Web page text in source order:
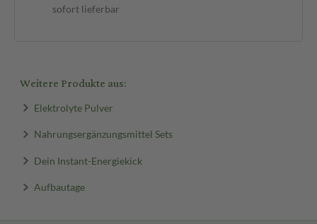
sofort lieferbar
Weitere Produkte aus:
Elektrolyte Pulver
Nahrungsergänzungsmittel Sets
Dein Instant-Energiekick
Aufbautage